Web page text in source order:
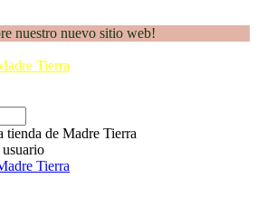
nuestro nuevo sitio web!